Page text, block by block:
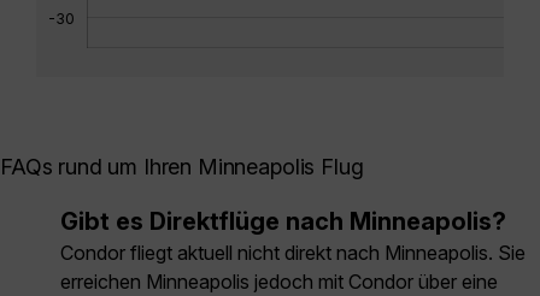
-30
FAQs rund um Ihren Minneapolis Flug
Gibt es Direktflüge nach Minneapolis?
Condor fliegt aktuell nicht direkt nach Minneapolis. Sie
erreichen Minneapolis jedoch mit Condor über eine